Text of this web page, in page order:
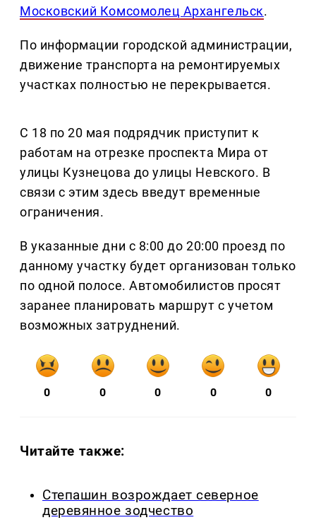
Московский Комсомолец Архангельск.
По информации городской администрации,
движение транспорта на ремонтируемых
участках полностью не перекрывается.
С 18 по 20 мая подрядчик приступит к
работам на отрезке проспекта Мира от
улицы Кузнецова до улицы Невского. В
связи с этим здесь введут временные
ограничения.
В указанные дни с 8:00 до 20:00 проезд по
данному участку будет организован только
по одной полосе. Автомобилистов просят
заранее планировать маршрут с учетом
возможных затруднений.
0 0 0 0 0
Читайте также:
Степашин возрождает северное
деревянное зодчество